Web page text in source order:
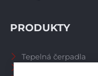
PRODUKTY
Tepelná čerpadla